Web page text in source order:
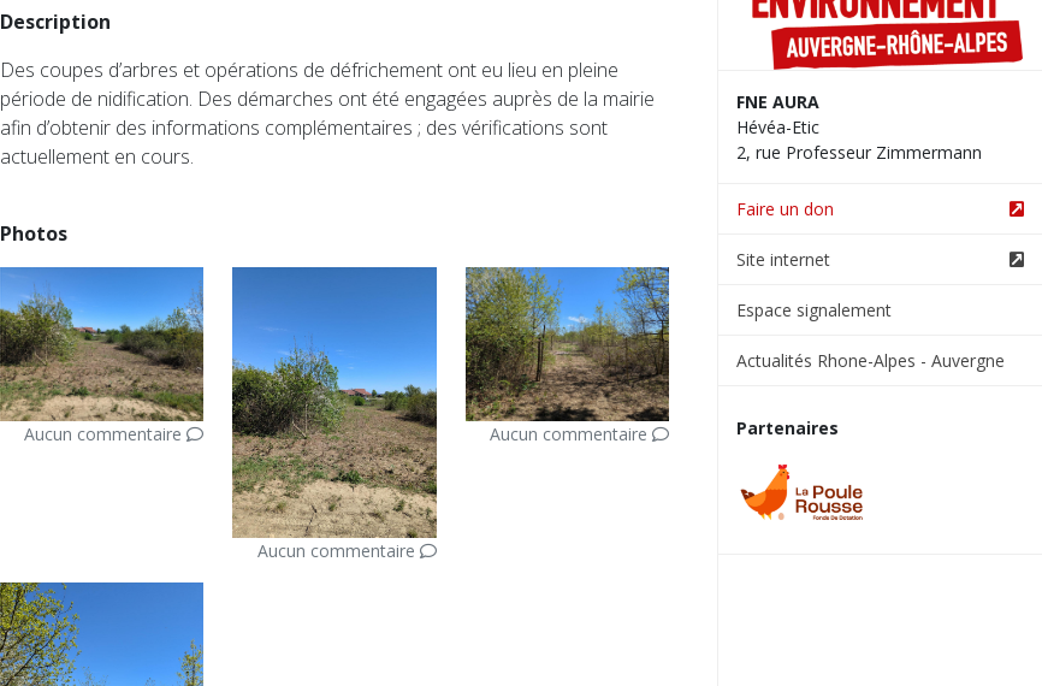
Description
Des coupes d’arbres et opérations de défrichement ont eu lieu en pleine
période de nidification. Des démarches ont été engagées auprès de la mairie
afin d’obtenir des informations complémentaires ; des vérifications sont
actuellement en cours.
Photos
Aucun commentaire
Aucun commentaire
Aucun commentaire
FNE AURA
Hévéa-Etic
2, rue Professeur Zimmermann
Faire un don
Site internet
Espace signalement
Actualités Rhone-Alpes - Auvergne
Partenaires